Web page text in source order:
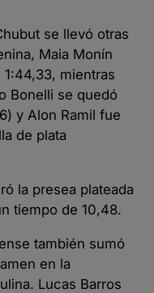
se llevó otras
Maia Monín
mientras
Bonelli se quedó
y Alon Ramil fue
de plata
la presea plateada
tiempo de 10,48.
también sumó
en la
Lucas Barros